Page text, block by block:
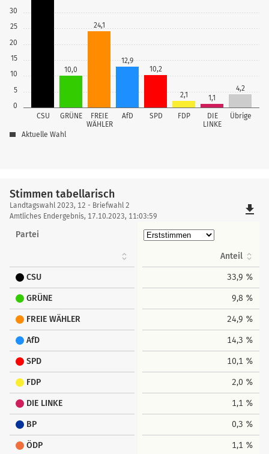
0
5
10
15
20
25
30
CSU GRÜNE
FREIE
WÄHLER
AfD SPD FDP
DIE
LINKE
Übrige
10,0
24,1
12,9
10,2
2,1 1,1
4,2
Aktuelle Wahl
Stimmen tabellarisch
Stimmen
tabellarisch
Landtagswahl 2023, 12 - Briefwahl 2
Amtliches Endergebnis, 17.10.2023, 11:03:59
file_download
Partei
Anteil
CSU 33,9 %
GRÜNE 9,8 %
FREIE WÄHLER 24,9 %
AfD 14,3 %
SPD 10,1 %
FDP 2,0 %
DIE LINKE 1,1 %
BP 0,3 %
ÖDP 1,1 %